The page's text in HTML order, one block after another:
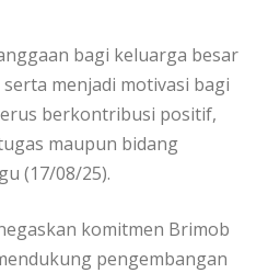
bagi keluarga besar
menjadi motivasi bagi
berkontribusi positif,
maupun bidang
(17/08/25).
komitmen Brimob
pengembangan